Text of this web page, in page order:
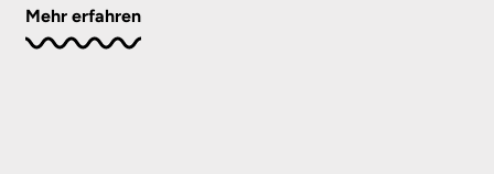
Mehr erfahren